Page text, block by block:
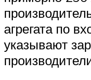
агрегата по
указывают